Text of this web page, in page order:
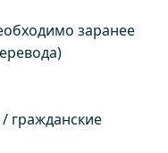
заранее
гражданские